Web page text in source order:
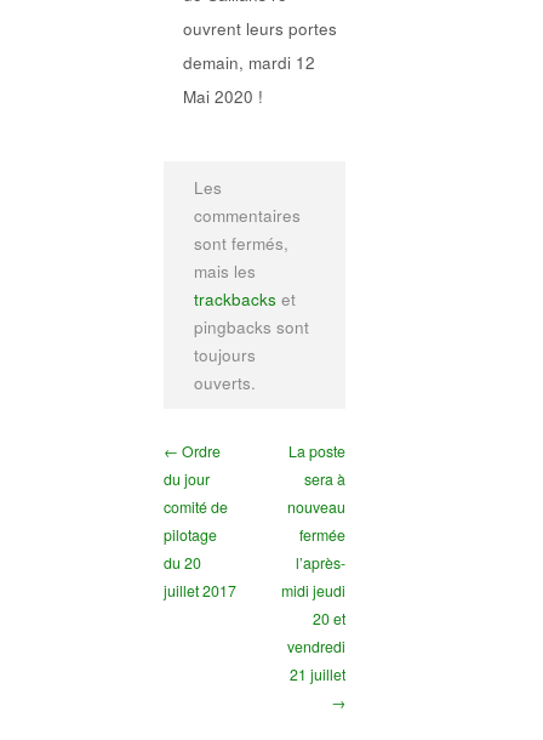
ouvrent leurs portes
demain, mardi 12
Mai 2020 !
Les
commentaires
sont fermés,
mais les
trackbacks et
pingbacks sont
toujours
ouverts.
← Ordre
du jour
comité de
pilotage
du 20
juillet 2017
La poste
sera à
nouveau
fermée
l’après-
midi jeudi
20 et
vendredi
21 juillet
→